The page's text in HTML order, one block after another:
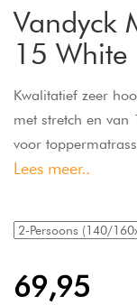
Vandyck
15 White
Kwalitatief zeer
met stretch en
voor
hoeslaken heeft
topper, tot een
heeft een split van
blijven en toch
Lees meer..
69,95